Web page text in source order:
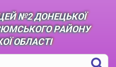
№2 ДОНЕЦЬКОЇ
РАЙОНУ
ОБЛАСТІ